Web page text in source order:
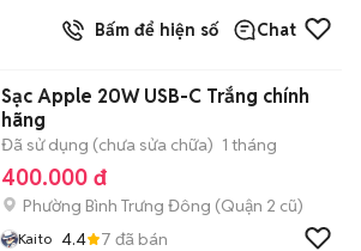
Bấm để hiện số Chat
Sạc Apple 20W USB-C Trắng chính
hãng
Đã sử dụng (chưa sửa chữa) 1 tháng
400.000 đ
Phường Bình Trưng Đông (Quận 2 cũ)
Kaito 4.4 7 đã bán